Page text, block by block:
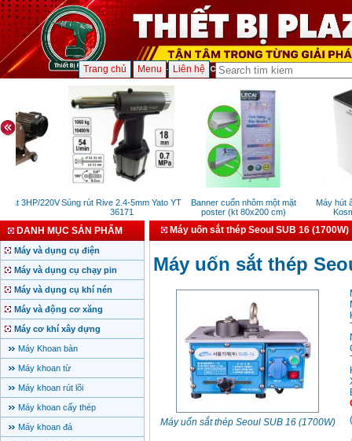
Trang chủ Menu Liên hệ
3HP/220VSúng rút Rive 2.4-5mm Yato YT
36171
Banner cuốn nhôm một mặt
poster (kt 80x200 cm)
Máy hút
DANH MỤC SẢN PHẨM
Máy và dụng cụ điện
Máy và dụng cụ chạy pin
Máy và dụng cụ khí nén
Máy và động cơ xăng
Máy cơ khí xây dựng
Máy Khoan bàn
Máy khoan từ
Máy khoan rút lõi
Máy khoan cấy thép
Máy khoan đá
Máy uốn sắt thép Seoul SUB 16 (1700W)
Máy uốn sắt thép
Máy uốn sắt thép Seoul SUB 16 (1700W)
(